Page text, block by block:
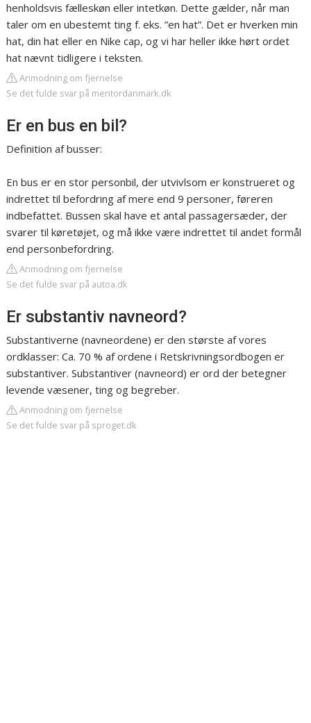
henholdsvis fælleskøn eller intetkøn. Dette gælder, når man
taler om en ubestemt ting f. eks. ”en hat”. Det er hverken min
hat, din hat eller en Nike cap, og vi har heller ikke hørt ordet
hat nævnt tidligere i teksten.
Anmodning om fjernelse
Se det fulde svar på mentordanmark.dk
Er en bus en bil?
Definition af busser:
En bus er en stor personbil, der utvivlsom er konstrueret og
indrettet til befordring af mere end 9 personer, føreren
indbefattet. Bussen skal have et antal passagersæder, der
svarer til køretøjet, og må ikke være indrettet til andet formål
end personbefordring.
Anmodning om fjernelse
Se det fulde svar på autoa.dk
Er substantiv navneord?
Substantiverne (navneordene) er den største af vores
ordklasser: Ca. 70 % af ordene i Retskrivningsordbogen er
substantiver. Substantiver (navneord) er ord der betegner
levende væsener, ting og begreber.
Anmodning om fjernelse
Se det fulde svar på sproget.dk